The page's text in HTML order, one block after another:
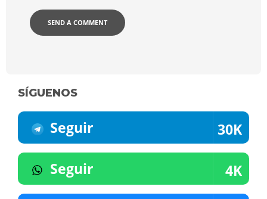
SÍGUENOS
Seguir 30K
Seguir 4K